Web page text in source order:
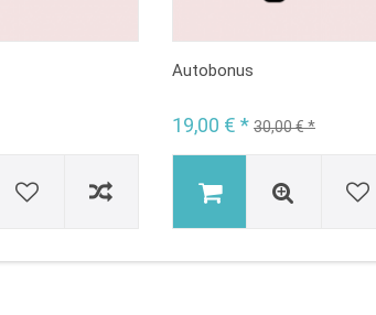
Autobonus
19,00 € * 30,00 € *